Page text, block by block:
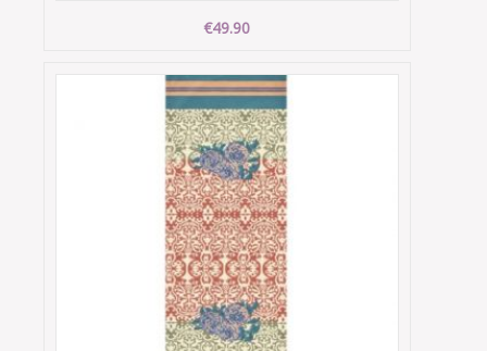
€49.90